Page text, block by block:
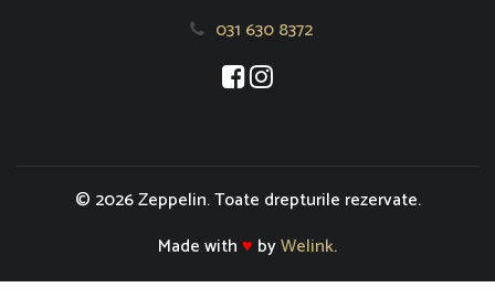
031 630 8372
Se deschide într-o fereastră nouă
Se deschide într-o fereastră
© 2026 Zeppelin. Toate drepturile rezervate.
Made with♥ byWelink.